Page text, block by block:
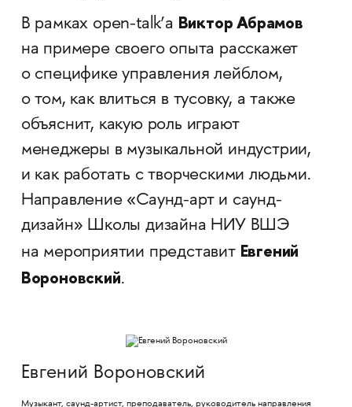
В рамках open-talk’а Виктор Абрамов
на примере своего опыта расскажет
о специфике управления лейблом,
о том, как влиться в тусовку, а также
объяснит, какую роль играют
менеджеры в музыкальной индустрии,
и как работать с творческими людьми.
Направление «Саунд-арт и саунд-
дизайн» Школы дизайна НИУ ВШЭ
на мероприятии представит Евгений
Вороновский.
Евгений Вороновский
Музыкант, саунд-артист, преподаватель, руководитель направления